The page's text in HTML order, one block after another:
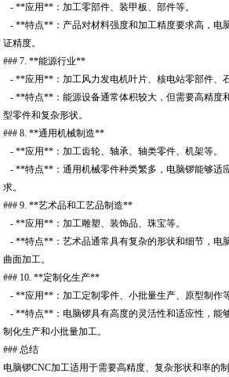
- **应用**：加工零部件、装甲板、部件等。
- **特点**：产品对材料强度和加工精度要求高，电
证精度。
### 7. **能源行业**
- **应用**：加工风力发电机叶片、核电站零部件、
- **特点**：能源设备通常体积较大，但需要高精度
型零件和复杂形状。
### 8. **通用机械制造**
- **应用**：加工齿轮、轴承、轴类零件、机架等。
- **特点**：通用机械零件种类繁多，电脑锣能够适
求。
### 9. **艺术品和工艺品制造**
- **应用**：加工雕塑、装饰品、珠宝等。
- **特点**：艺术品通常具有复杂的形状和细节，电
曲面加工。
### 10. **定制化生产**
- **应用**：加工定制零件、小批量生产、原型制作等
- **特点**：电脑锣具有高度的灵活性和适应性，能
制化生产和小批量加工。
### 总结
电脑锣CNC加工适用于需要高精度、复杂形状和率的